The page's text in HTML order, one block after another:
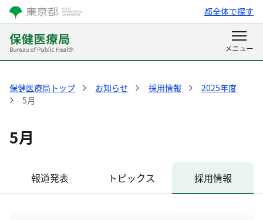
都全体で探す
保健医療局トップ お知らせ 採用情報
2025年度
5月
5月
報道発表 トピックス 採用情報